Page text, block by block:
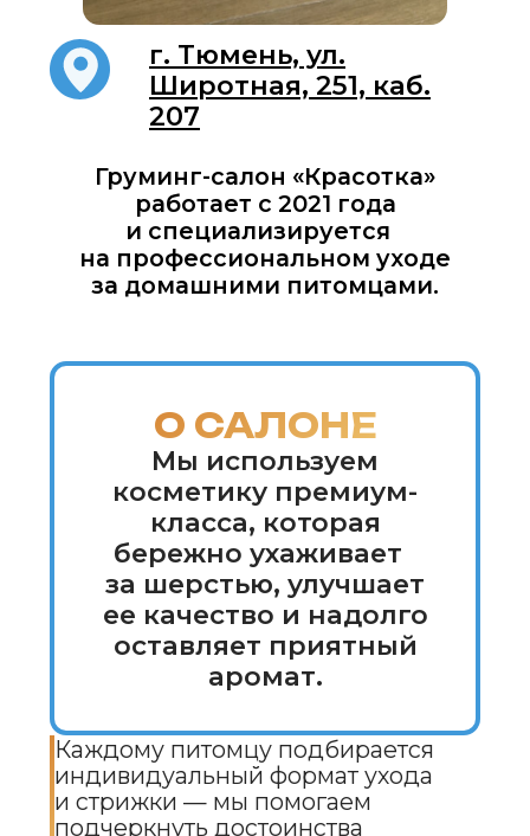
О САЛОНЕ
Мы используем
косметику премиум-
бережно ухаживает
за шерстью, улучшает
ее качество и надолго
оставляет приятный
аромат.
и стрижки — мы помогаем
подчеркнуть достоинства
особенности породы.
Салон работает даже с очень
агрессивными животными,
применяя безопасные
и деликатные методы.
собак
Комплексный уход для
йоркширского
терьера
Комплексный уход для
шпица
ОСНОВНЫЕ
НАПРАВЛЕНИЯ
УСЛУГ